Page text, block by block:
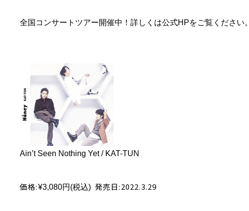
全国コンサートツアー開催中！詳しくは公式HPをご覧ください。
Ain’t Seen Nothing Yet / KAT-TUN
価格:¥3,080円 (税込) 発売日:2022.3.29